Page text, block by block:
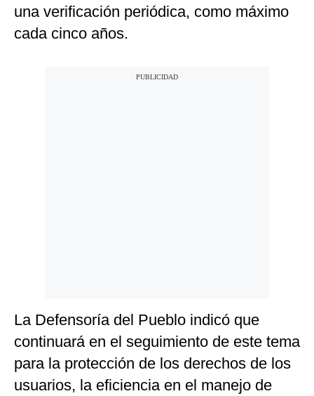
una verificación periódica, como máximo
cada cinco años.
La Defensoría del Pueblo indicó que
continuará en el seguimiento de este tema
para la protección de los derechos de los
usuarios, la eficiencia en el manejo de